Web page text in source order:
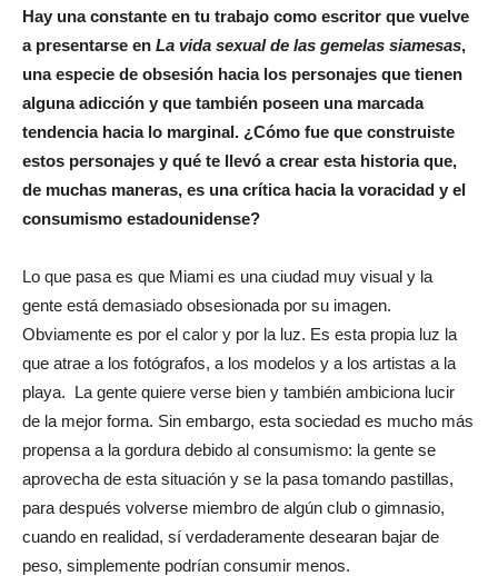
Hay una constante en tu trabajo como escritor que vuelve
a presentarse en La vida sexual de las gemelas siamesas,
una especie de obsesión hacia los personajes que tienen
alguna adicción y que también poseen una marcada
tendencia hacia lo marginal. ¿Cómo fue que construiste
estos personajes y qué te llevó a crear esta historia que,
de muchas maneras, es una crítica hacia la voracidad y el
consumismo estadounidense?
Lo que pasa es que Miami es una ciudad muy visual y la
gente está demasiado obsesionada por su imagen.
Obviamente es por el calor y por la luz. Es esta propia luz la
que atrae a los fotógrafos, a los modelos y a los artistas a la
playa. La gente quiere verse bien y también ambiciona lucir
de la mejor forma. Sin embargo, esta sociedad es mucho más
propensa a la gordura debido al consumismo: la gente se
aprovecha de esta situación y se la pasa tomando pastillas,
para después volverse miembro de algún club o gimnasio,
cuando en realidad, sí verdaderamente desearan bajar de
peso, simplemente podrían consumir menos.